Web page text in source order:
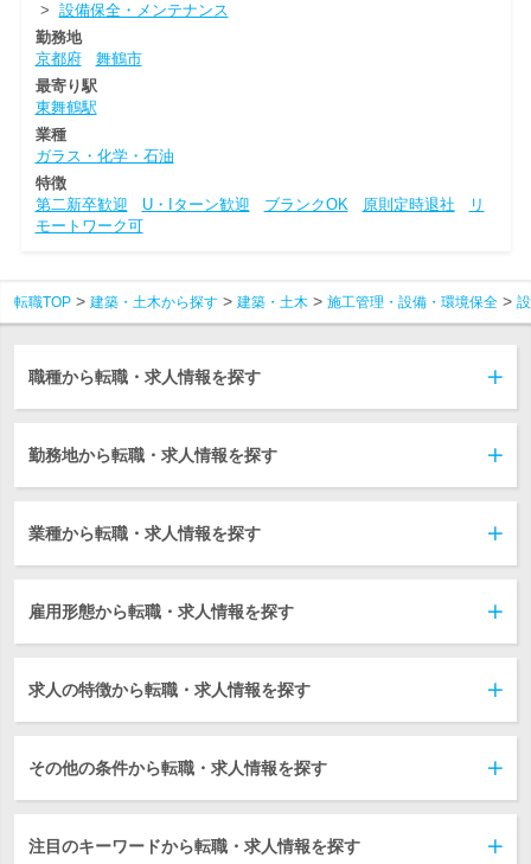
> 設備保全・メンテナンス
勤務地
京都府
舞鶴市
最寄り駅
東舞鶴駅
業種
ガラス・化学・石油
特徴
第二新卒歓迎
U・Iターン歓迎 ブランクOK 原則定時退社
リ
モートワーク可
転職TOP 建築・土木から探す 建築・土木 施工管理・設備・環境保全
職種から転職・求人情報を探す
勤務地から転職・求人情報を探す
業種から転職・求人情報を探す
雇用形態から転職・求人情報を探す
求人の特徴から転職・求人情報を探す
その他の条件から転職・求人情報を探す
注目のキーワードから転職・求人情報を探す